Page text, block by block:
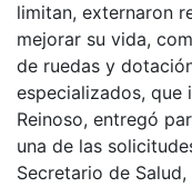
limitan, externaron
mejorar su vida,
de ruedas y
especializados, que
Reinoso, entregó
una de las
Secretario de